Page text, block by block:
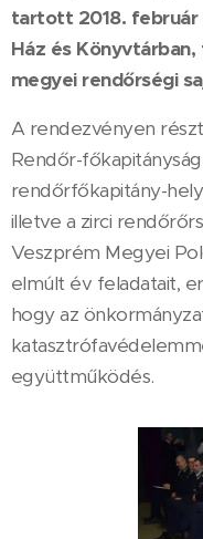
tartott 2018. február
Ház és
megyei rendőrségi
A rendezvényen
Rendőr-
rendőrfőkapitány-
illetve a zirci
Veszprém Megyei
elmúlt év feladatait,
hogy az
együttműködés.